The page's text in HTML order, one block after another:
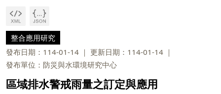
整合應用研究
發布日期：114-01-14
更新日期：114-01-14
發布單位：防災與水環境研究中心
區域排水警戒雨量之訂定與應用